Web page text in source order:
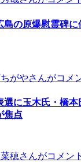
島の原爆慰霊碑
がやさんがコメ
選に玉木氏・橋
焦点
穂さんがコメン